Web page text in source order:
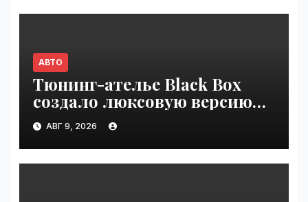
АВТО
Тюнинг-ателье Black Box
создало люксовую версию
Land Cruiser 70 | VseTime.ru
АВГ 9, 2026